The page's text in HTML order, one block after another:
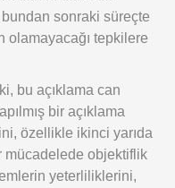
bundan sonraki süreçte
olamayacağı tepkilere
bu açıklama can
bir açıklama
özellikle ikinci yarıda
objektiflik
yeterliliklerini,